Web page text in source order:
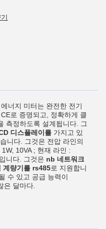
너지 미터는 완전한 전기
로 증명되고, 정확하게 클
측정하도록 설계됩니다. 그
디스플레이를 가지고 있
니다. 그것은 전압 라인의
10VA ; 현재 라인 :
니다. 그것은 nb 네트워크
계량기를 rs485로 지원합니
수 있고 공급 능력이
은 달마다.